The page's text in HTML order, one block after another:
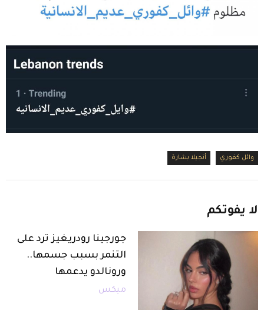
وائل كفوري أنجيلا بشارة
لا يفوتكم
جورجينا رودريغيز ترد على
التنمر بسبب جسمها..
ورونالدو يدعمها
ميكس